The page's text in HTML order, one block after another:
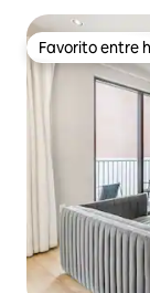
Favorito entre
Favorito entre